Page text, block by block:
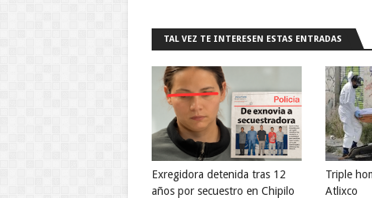
TAL VEZ TE INTERESEN ESTAS ENTRADAS
Exregidora detenida tras 12
años por secuestro en Chipilo
Triple
Atlixco